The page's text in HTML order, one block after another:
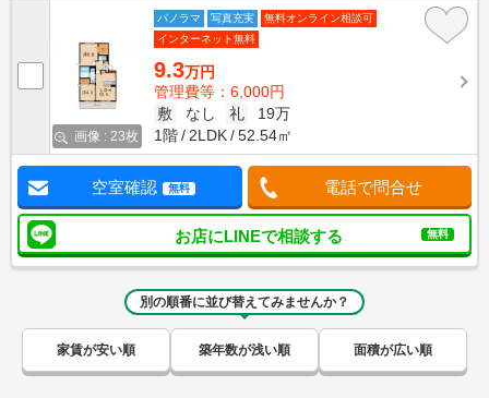
画像 : 23枚
パノラマ 写真充実
無料オンライン相談可
インターネット無料
9.3万円
管理費等：6,000円
敷
なし 礼
19万
1階
2LDK 52.54㎡
空室確認 無料 電話で問合せ
お店にLINEで相談する 無料
別の順番に並び替えてみませんか？
家賃が安い順 築年数が浅い順 面積が広い順